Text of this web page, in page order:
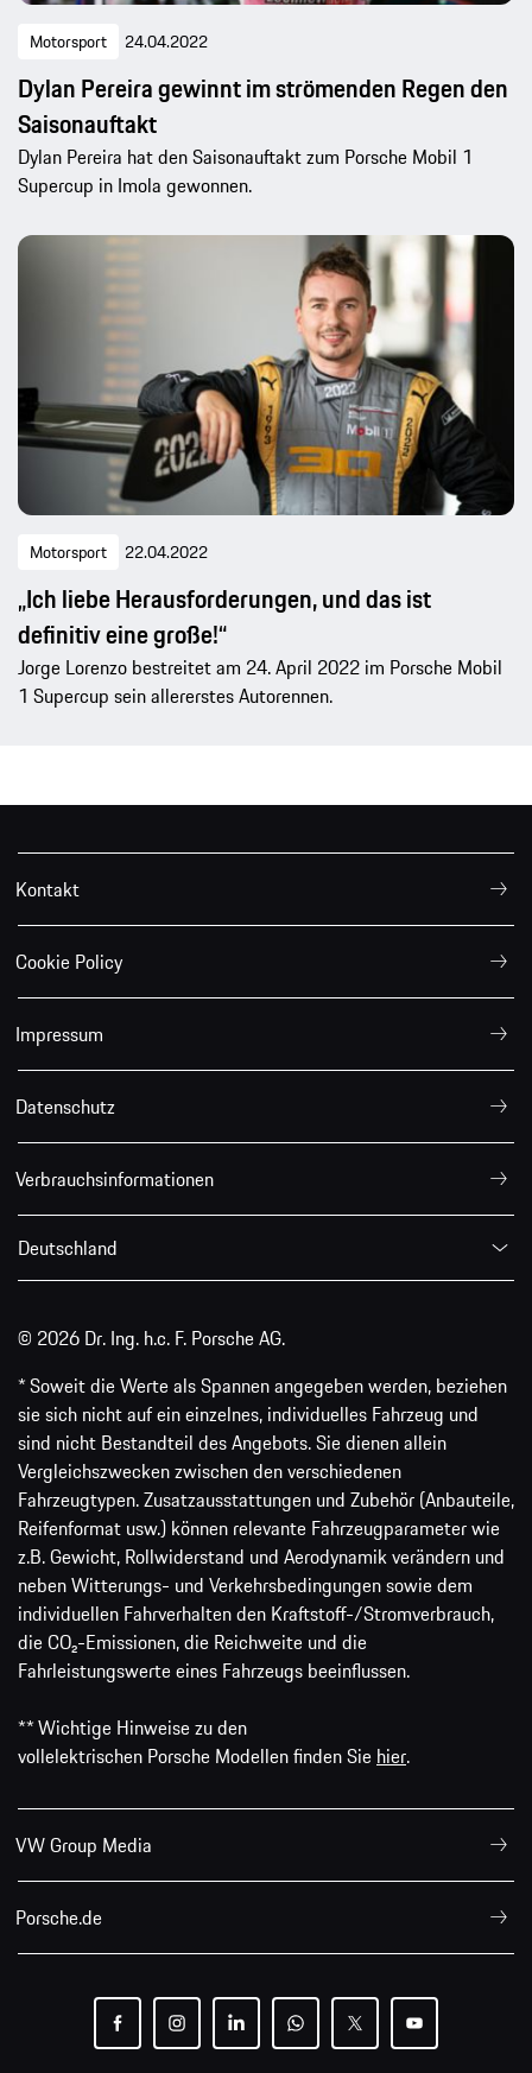
Motorsport 24.04.2022
Dylan Pereira gewinnt im strömenden Regen den
Saisonauftakt
Dylan Pereira hat den Saisonauftakt zum Porsche Mobil 1
Supercup in Imola gewonnen.
Motorsport 22.04.2022
„Ich liebe Herausforderungen, und das ist
definitiv eine große!“
Jorge Lorenzo bestreitet am 24. April 2022 im Porsche Mobil
1 Supercup sein allererstes Autorennen.
Kontakt
Cookie Policy
Impressum
Datenschutz
Verbrauchsinformationen
Deutschland
© 2026 Dr. Ing. h.c. F. Porsche AG.
* Soweit die Werte als Spannen angegeben werden, beziehen
sie sich nicht auf ein einzelnes, individuelles Fahrzeug und
sind nicht Bestandteil des Angebots. Sie dienen allein
Vergleichszwecken zwischen den verschiedenen
Fahrzeugtypen. Zusatzausstattungen und Zubehör (Anbauteile,
Reifenformat usw.) können relevante Fahrzeugparameter wie
z.B. Gewicht, Rollwiderstand und Aerodynamik verändern und
neben Witterungs- und Verkehrsbedingungen sowie dem
individuellen Fahrverhalten den Kraftstoff-/Stromverbrauch,
die CO₂-Emissionen, die Reichweite und die
Fahrleistungswerte eines Fahrzeugs beeinflussen.
** Wichtige Hinweise zu den
vollelektrischen Porsche Modellen finden Sie hier.
VW Group Media
Porsche.de